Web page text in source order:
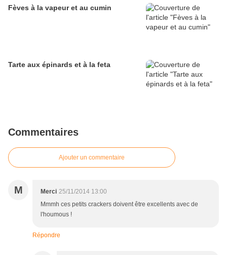
Fèves à la vapeur et au cumin
Tarte aux épinards et à la feta
Commentaires
Ajouter un commentaire
M Merci 25/11/2014 13:00
Mmmh ces petits crackers doivent être excellents avec de
l'houmous !
Répondre